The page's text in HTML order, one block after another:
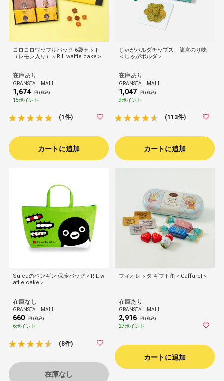
コロコロワッフルパック 6袋セット
（レモン入り）＜R.L waffle cake＞
在庫あり
GRANSTA MALL
1,674 円 (税込)
15ポイント
(1件)
カートに追加
じゃがボルダチップス 龍宮のり味
＜じゃがボルダ＞
在庫あり
GRANSTA MALL
1,047 円 (税込)
9ポイント
(113件)
カートに追加
Suicaのペンギン 保冷バッグ＜R.L w
affle cake＞
在庫なし
GRANSTA MALL
660 円 (税込)
6ポイント
(8件)
在庫なし
フィオレッタ ギフト缶＜Caffarel＞
在庫あり
GRANSTA MALL
2,916 円 (税込)
27ポイント
カートに追加